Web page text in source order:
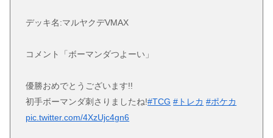
デッキ名:マルヤクデVMAX
コメント「ボーマンダつよーい」
優勝おめでとうございます!!
初手ボーマンダ刺さりましたね!#TCG #トレカ #ポケカ
pic.twitter.com/4XzUjc4gn6